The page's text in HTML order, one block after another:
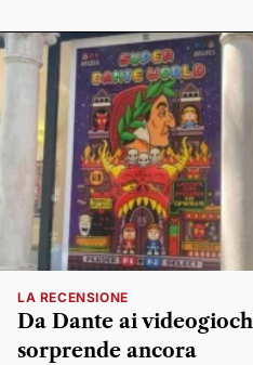
LA RECENSIONE
Da Dante ai
sorprende ancora